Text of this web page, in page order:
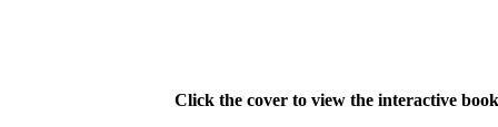
Click the cover to view the interactive